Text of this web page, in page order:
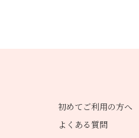
初めてご利用の方へ
よくある質問